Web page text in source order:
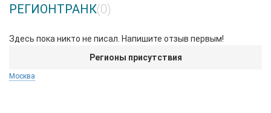
РЕГИОНТРАНК(0)
Здесь пока никто не писал. Напишите отзыв первым!
Регионы присутствия
Москва